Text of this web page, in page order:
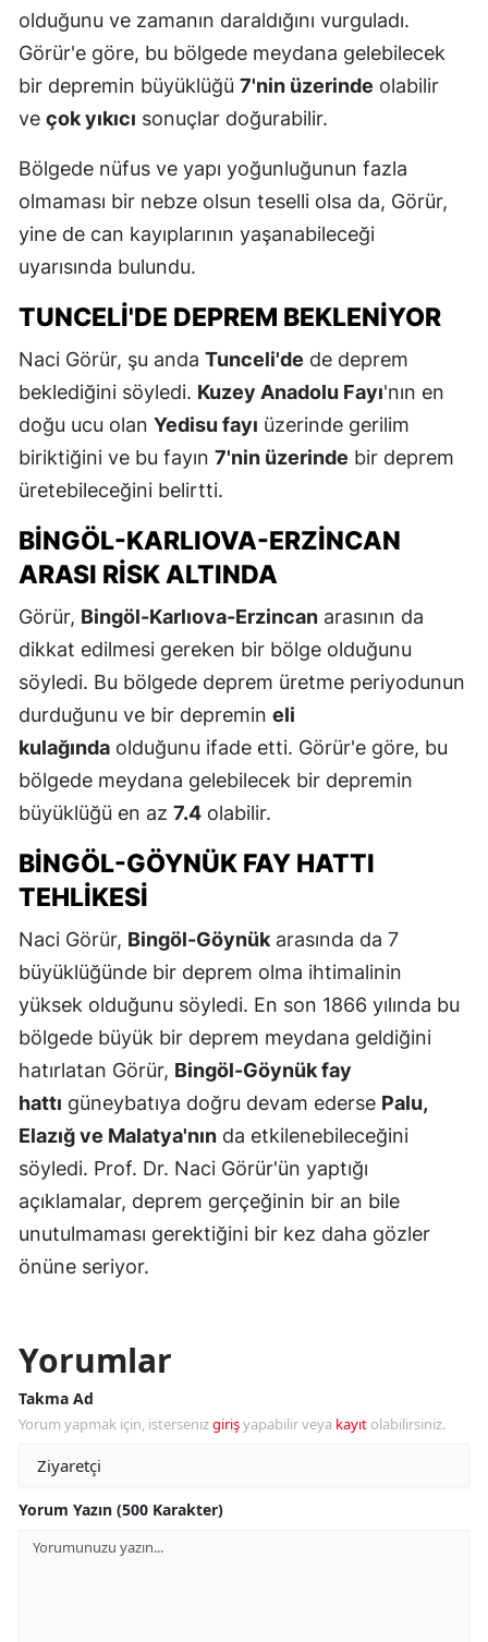
olduğunu ve zamanın daraldığını vurguladı.
Görür'e göre, bu bölgede meydana gelebilecek
bir depremin büyüklüğü 7'nin üzerinde olabilir
ve çok yıkıcı sonuçlar doğurabilir.
Bölgede nüfus ve yapı yoğunluğunun fazla
olmaması bir nebze olsun teselli olsa da, Görür,
yine de can kayıplarının yaşanabileceği
uyarısında bulundu.
TUNCELI'DE DEPREM BEKLENIYOR
Naci Görür, şu anda Tunceli'de de deprem
beklediğini söyledi. Kuzey Anadolu Fayı'nın en
doğu ucu olan Yedisu fayı üzerinde gerilim
biriktiğini ve bu fayın 7'nin üzerinde bir deprem
üretebileceğini belirtti.
BINGÖL-KARLIOVA-ERZINCAN
ARASI RISK ALTINDA
Görür, Bingöl-Karlıova-Erzincan arasının da
dikkat edilmesi gereken bir bölge olduğunu
söyledi. Bu bölgede deprem üretme periyodunun
durduğunu ve bir depremin eli
kulağında olduğunu ifade etti. Görür'e göre, bu
bölgede meydana gelebilecek bir depremin
büyüklüğü en az 7.4 olabilir.
BINGÖL-GÖYNÜK FAY HATTI
TEHLIKESI
Naci Görür, Bingöl-Göynük arasında da 7
büyüklüğünde bir deprem olma ihtimalinin
yüksek olduğunu söyledi. En son 1866 yılında bu
bölgede büyük bir deprem meydana geldiğini
hatırlatan Görür, Bingöl-Göynük fay
hattı güneybatıya doğru devam ederse Palu,
Elazığ ve Malatya'nın da etkilenebileceğini
söyledi. Prof. Dr. Naci Görür'ün yaptığı
açıklamalar, deprem gerçeğinin bir an bile
unutulmaması gerektiğini bir kez daha gözler
önüne seriyor.
Yorumlar
Takma Ad
Yorum yapmak için, istersenizgirişyapabilir veya kayıt olabilirsiniz.
Yorum Yazın (500 Karakter)